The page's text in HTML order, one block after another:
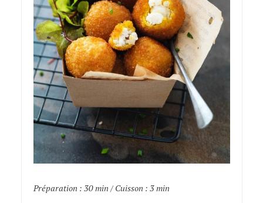
Préparation : 30 min / Cuisson : 3 min